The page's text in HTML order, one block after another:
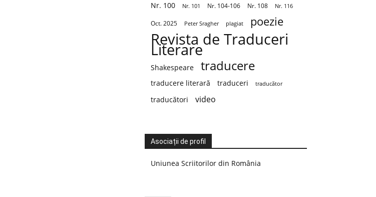
Nr. 100 Nr. 101 Nr. 104-106 Nr. 108 Nr. 116
Oct. 2025 Peter Sragher plagiat poezie
Revista de Traduceri
Literare
Shakespeare traducere
traducere literară traduceri traducător
traducători video
Asociații de profil
Uniunea Scriitorilor din România